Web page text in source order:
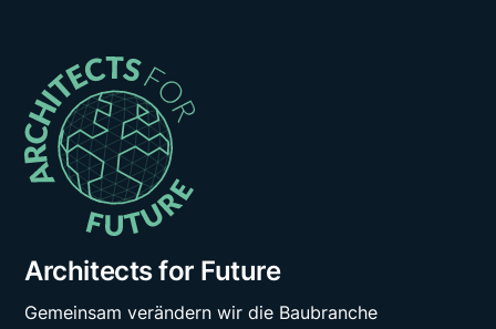
Architects for Future
Gemeinsam verändern wir die Baubranche